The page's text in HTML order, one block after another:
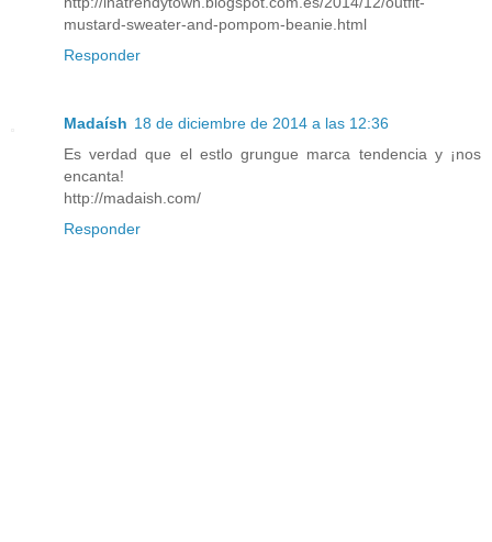
mustard-sweater-and-pompom-beanie.html
Responder
Madaísh 18 de diciembre de 2014 a las 12:36
Es verdad que el estlo grungue marca tendencia y ¡nos
encanta!
http://madaish.com/
Responder